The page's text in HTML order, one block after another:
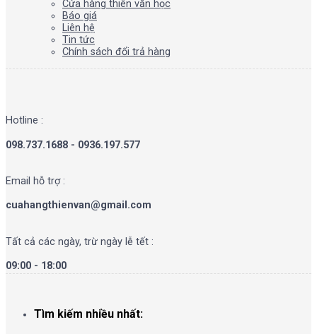
Cửa hàng thiên văn học
Báo giá
Liên hệ
Tin tức
Chính sách đổi trả hàng
Hotline :
098.737.1688 - 0936.197.577
Email hỗ trợ :
cuahangthienvan@gmail.com
Tất cả các ngày, trừ ngày lễ tết :
09:00 - 18:00
Tìm kiếm nhiều nhất: